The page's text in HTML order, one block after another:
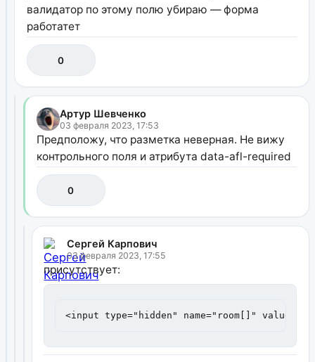
валидатор по этому полю убираю — форма
работатет
0
Артур Шевченко
03 февраля 2023, 17:53
Предположу, что разметка неверная. Не вижу
контрольного поля и атрибута data-afl-required
0
Сергей Карпович
03 февраля 2023, 17:55
присутствует:
<input type="hidden" name="room[]"